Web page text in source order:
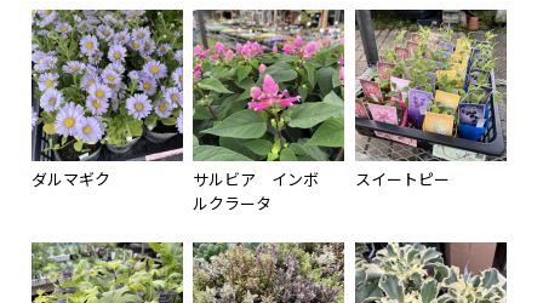
ダルマギク
サルビア インボ
ルクラータ
スイートピー